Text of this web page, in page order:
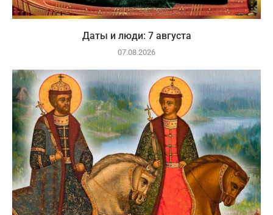
Даты и люди: 7 августа
07.08.2026